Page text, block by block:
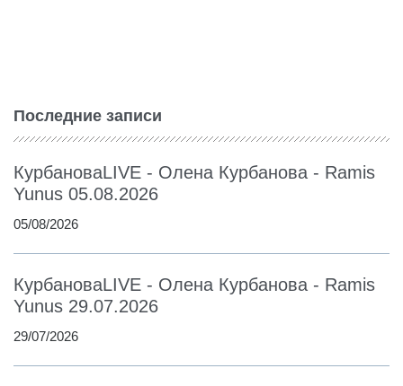
Последние записи
КурбановаLIVE - Олена Курбанова - Ramis
Yunus 05.08.2026
05/08/2026
КурбановаLIVE - Олена Курбанова - Ramis
Yunus 29.07.2026
29/07/2026